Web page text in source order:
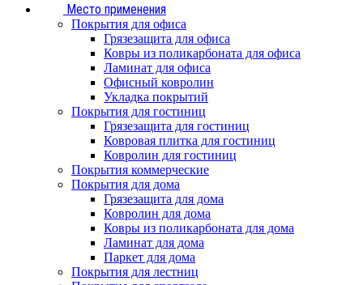
Место применения
Покрытия для офиса
Грязезащита для офиса
Ковры из поликарбоната для офиса
Ламинат для офиса
Офисный ковролин
Укладка покрытий
Покрытия для гостиниц
Грязезащита для гостиниц
Ковровая плитка для гостиниц
Ковролин для гостиниц
Покрытия коммерческие
Покрытия для дома
Грязезащита для дома
Ковролин для дома
Ковры из поликарбоната для дома
Ламинат для дома
Паркет для дома
Покрытия для лестниц